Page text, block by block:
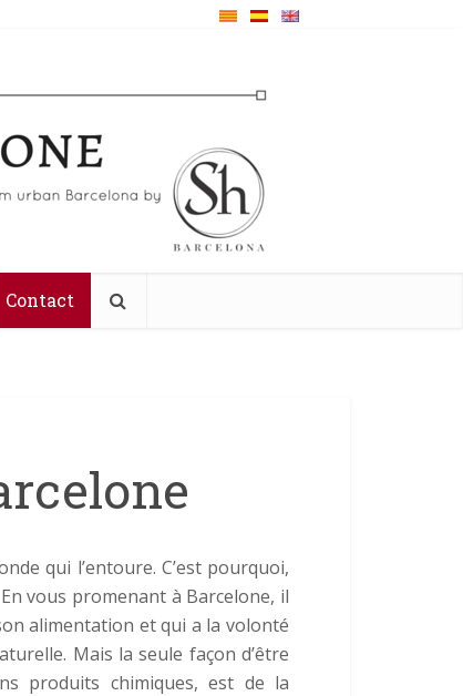
Contact
qui l’entoure. C’est pourquoi,
vous promenant à Barcelone, il
alimentation et qui a la volonté
Mais la seule façon d’être
produits chimiques, est de la